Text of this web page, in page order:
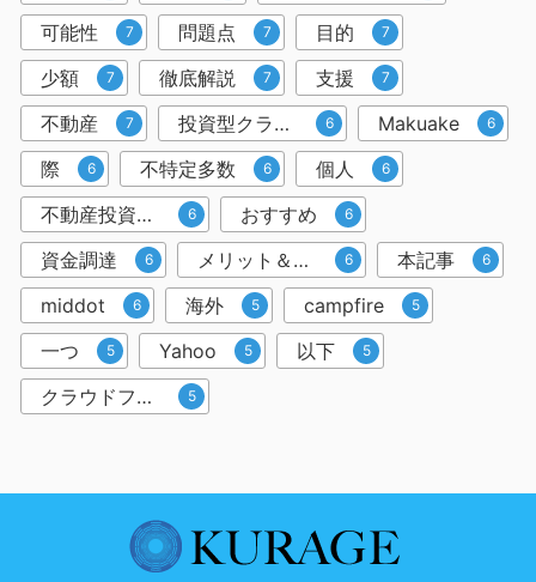
可能性 7 問題点 7 目的 7
少額 7 徹底解説 7 支援 7
不動産 7 投資型クラウドファンディング 6 Makuake 6
際 6 不特定多数 6 個人 6
不動産投資クラウドファンディング 6 おすすめ 6
資金調達 6 メリット＆デメリット 6 本記事 6
middot 6 海外 5 campfire 5
一つ 5 Yahoo 5 以下 5
クラウドファンディングサービス 5